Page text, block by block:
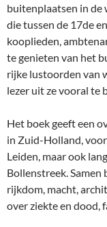
buitenplaatsen in de
die tussen de 17de
kooplieden,
te genieten van het
rijke lustoorden van
lezer uit ze vooral te
Het boek geeft een
in Zuid-Holland,
Leiden, maar ook
Bollenstreek. Samen
rijkdom, macht,
over ziekte en dood,